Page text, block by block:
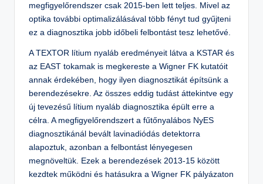
megfigyelőrendszer csak 2015-ben lett teljes. Mivel az
optika további optimalizálásával több fényt tud gyűjteni
ez a diagnosztika jobb időbeli felbontást tesz lehetővé.
A TEXTOR lítium nyaláb eredményeit látva a KSTAR és
az EAST tokamak is megkereste a Wigner FK kutatóit
annak érdekében, hogy ilyen diagnosztikát építsünk a
berendezésekre. Az összes eddig tudást áttekintve egy
új tevezésű lítium nyaláb diagnosztika épült erre a
célra. A megfigyelőrendszert a fűtőnyalábos NyES
diagnosztikánál bevált lavinadiódás detektorra
alapoztuk, azonban a felbontást lényegesen
megnöveltük. Ezek a berendezések 2013-15 között
kezdtek működni és hatásukra a Wigner FK pályázaton